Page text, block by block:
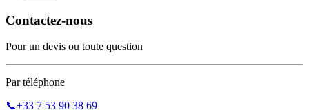
Contactez-nous
Pour un devis ou toute question
Par téléphone
📞+33 7 53 90 38 69